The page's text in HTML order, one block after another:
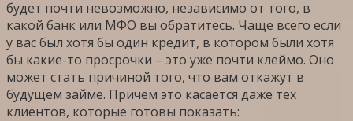
будет почти невозможно, независимо от того, в
какой банк или МФО вы обратитесь. Чаще всего если
у вас был хотя бы один кредит, в котором были хотя
бы какие-то просрочки – это уже почти клеймо. Оно
может стать причиной того, что вам откажут в
будущем займе. Причем это касается даже тех
клиентов, которые готовы показать: